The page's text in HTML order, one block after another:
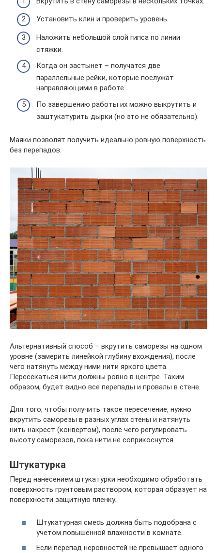
Установить клин и проверить уровень.
Наложить небольшой слой гипса по линии
стяжки.
Когда он застынет – получатся две
параллельные рейки, которые послужат
направляющими в работе.
По завершению работы их можно выкрутить и
заштукатурить дырки (но это не обязательно).
Маяки позволят получить идеально ровную поверхность
без перепадов.
Альтернативный способ – вкрутить саморезы на одном
уровне (замерить линейкой глубину вхождения), после
чего натянуть между ними нити яркого цвета.
Пересекаться нити должны ровно в центре. Таким
образом, будет видно все перепады и провалы в стене.
Для того, чтобы получить такое пересечение, нужно
вкрутить саморезы в разных углах стены и натянуть
нить накрест (конвертом), после чего регулировать
высоту саморезов, пока нити не соприкоснутся.
Штукатурка
Перед нанесением штукатурки необходимо обработать
поверхность грунтовым раствором, которая образует на
поверхности защитную плёнку.
Штукатурная смесь должна быть подобрана с
учётом повышенной влажности в комнате.
Если перепад неровностей не превышает одного